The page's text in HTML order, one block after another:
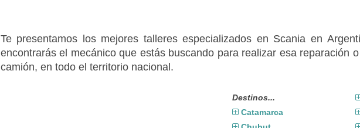
Te presentamos los mejores talleres especializados en Scania en
encontrarás el mecánico que estás buscando para realizar esa reparación
camión, en todo el territorio nacional.
Destinos...
Catamarca